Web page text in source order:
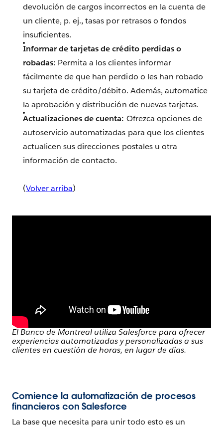
devolución de cargos incorrectos en la cuenta de
un cliente, p. ej., tasas por retrasos o fondos
insuficientes.
Informar de tarjetas de crédito perdidas o
robadas: Permita a los clientes informar
fácilmente de que han perdido o les han robado
su tarjeta de crédito/débito. Además, automatice
la aprobación y distribución de nuevas tarjetas.
Actualizaciones de cuenta: Ofrezca opciones de
autoservicio automatizadas para que los clientes
actualicen sus direcciones postales u otra
información de contacto.
(Volver arriba)
El Banco de Montreal utiliza Salesforce para ofrecer
experiencias automatizadas y personalizadas a sus
clientes en cuestión de horas, en lugar de días.
Comience la automatización de procesos
financieros con Salesforce
La base que necesita para unir todo esto es un